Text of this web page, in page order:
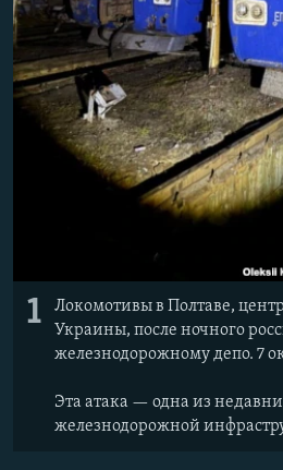
1
Локомотивы в Полтаве,
Украины, после ночного
железнодорожному депо. 7
Эта атака — одна из
железнодорожной